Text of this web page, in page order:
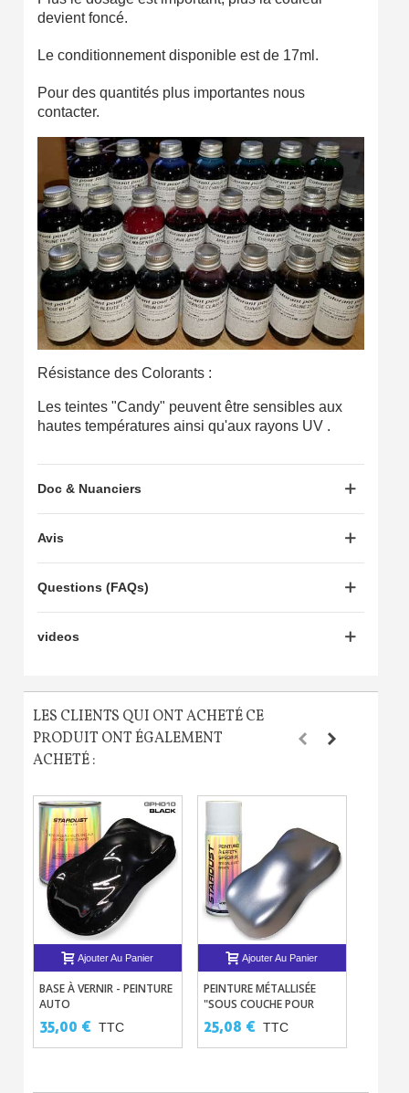
devient foncé.
Le conditionnement disponible est de 17ml.
Pour des quantités plus importantes nous
contacter.
Résistance des Colorants :
Les teintes "Candy" peuvent être sensibles aux
hautes températures ainsi qu'aux rayons UV .
Doc & Nuanciers
Avis
Questions (FAQs)
videos
LES CLIENTS QUI ONT ACHETÉ CE
PRODUIT ONT ÉGALEMENT
ACHETÉ :
Ajouter Au Panier
BASE À VERNIR - PEINTURE
AUTO
35,00 € TTC
Ajouter Au Panier
PEINTURE MÉTALLISÉE
"SOUS COUCHE POUR
CANDY" (VERSION
AÉROSOL 400ML)
25,08 € TTC